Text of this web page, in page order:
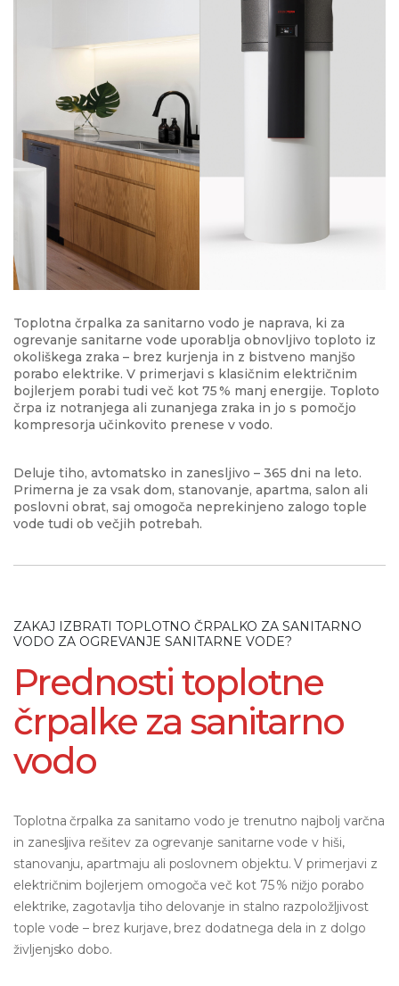
Toplotna črpalka za sanitarno vodo je naprava, ki za
ogrevanje sanitarne vode uporablja obnovljivo toploto iz
okoliškega zraka – brez kurjenja in z bistveno manjšo
porabo elektrike. V primerjavi s klasičnim električnim
bojlerjem porabi tudi več kot 75 % manj energije. Toploto
črpa iz notranjega ali zunanjega zraka in jo s pomočjo
kompresorja učinkovito prenese v vodo.
Deluje tiho, avtomatsko in zanesljivo – 365 dni na leto.
Primerna je za vsak dom, stanovanje, apartma, salon ali
poslovni obrat, saj omogoča neprekinjeno zalogo tople
vode tudi ob večjih potrebah.
ZAKAJ IZBRATI TOPLOTNO ČRPALKO ZA SANITARNO
VODO ZA OGREVANJE SANITARNE VODE?
Prednosti toplotne
črpalke za sanitarno
vodo
Toplotna črpalka za sanitarno vodo je trenutno najbolj varčna
in zanesljiva rešitev za ogrevanje sanitarne vode v hiši,
stanovanju, apartmaju ali poslovnem objektu. V primerjavi z
električnim bojlerjem omogoča več kot 75 % nižjo porabo
elektrike, zagotavlja tiho delovanje in stalno razpoložljivost
tople vode – brez kurjave, brez dodatnega dela in z dolgo
življenjsko dobo.